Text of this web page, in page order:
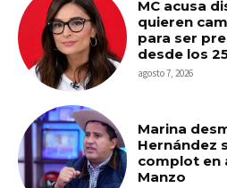
MC acusa
quieren
para ser
desde los
agosto 7, 2026
Marina
Hernández
complot en
Manzo